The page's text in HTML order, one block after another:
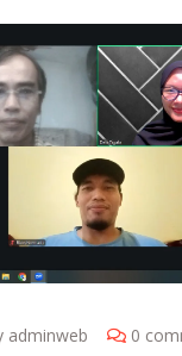
adminweb 0